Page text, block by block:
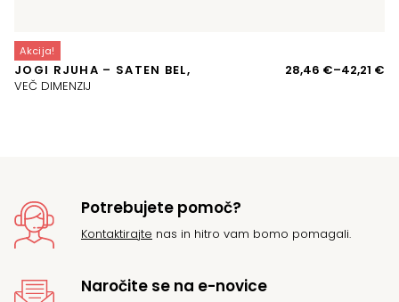
Akcija!
JOGI RJUHA – SATEN BEL,
VEČ DIMENZIJ
28,46 €–42,21 €
Potrebujete pomoč?
Kontaktirajte nas in hitro vam bomo pomagali.
Naročite se na e-novice